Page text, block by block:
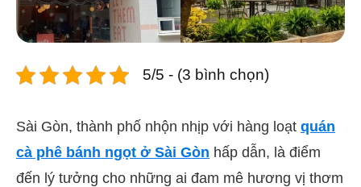
5/5 - (3 bình chọn)
Sài Gòn, thành phố nhộn nhịp với hàng loạt quán
cà phê bánh ngọt ở Sài Gòn hấp dẫn, là điểm
đến lý tưởng cho những ai đam mê hương vị thơm